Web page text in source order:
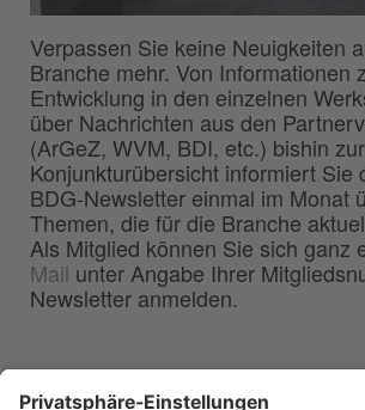
Verpassen Sie keine Neuigkeiten
Branche mehr. Von Informationen
Entwicklung in den einzelnen
über Nachrichten aus den
(ArGeZ, WVM, BDI, etc.) bishin zur
Konjunkturübersicht informiert Sie
BDG-Newsletter einmal im Monat
Themen, die für die Branche
Als Mitglied können Sie sich ganz
Mail unter Angabe Ihrer
Newsletter anmelden.